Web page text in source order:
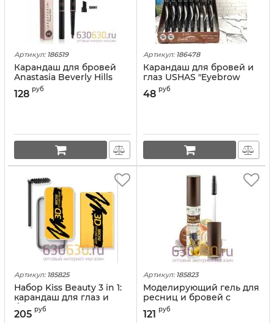
Артикул: 186519
Карандаш для бровей
Anastasia Beverly Hills
128 руб
Артикул: 186478
Карандаш для бровей и
глаз USHAS "Eyebrow
Pencil" 1шт.
48 руб
Артикул: 185825
Набор Kiss Beauty 3 in 1:
карандаш для глаз и
бровей+мыло+изогнутая
щетка
205 руб
Артикул: 185823
Моделирующий гель для
ресниц и бровей с
муцином улитки Kiss
Beauty 14ml
121 руб